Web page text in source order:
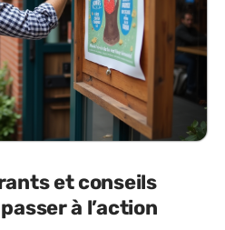
et conseils
à l’action